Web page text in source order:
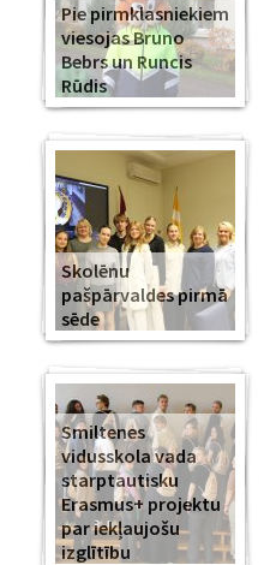
Pie pirmklasniekiem
viesojas Bruno
Bebrs un Runcis
Rūdis
Skolēnu
pašpārvaldes pirmā
sēde
Smiltenes
vidusskola vada
starptautisku
Erasmus+ projektu
par iekļaujošu
izglītību